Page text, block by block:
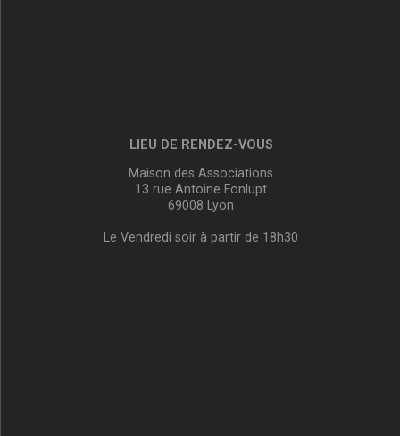
LIEU DE RENDEZ-VOUS
Maison des Associations
13 rue Antoine Fonlupt
69008 Lyon
Le Vendredi soir à partir de 18h30